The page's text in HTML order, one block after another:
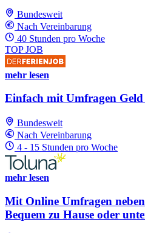
Bundesweit
Nach Vereinbarung
40 Stunden pro Woche
TOP JOB
mehr lesen
Einfach mit Umfragen
Bundesweit
Nach Vereinbarung
4 - 15 Stunden pro Woche
mehr lesen
Mit Online Umfragen
Bequem zu Hause oder